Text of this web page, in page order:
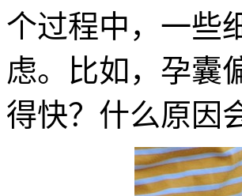
个过程中，一些
虑。比如，孕囊
得快？什么原因